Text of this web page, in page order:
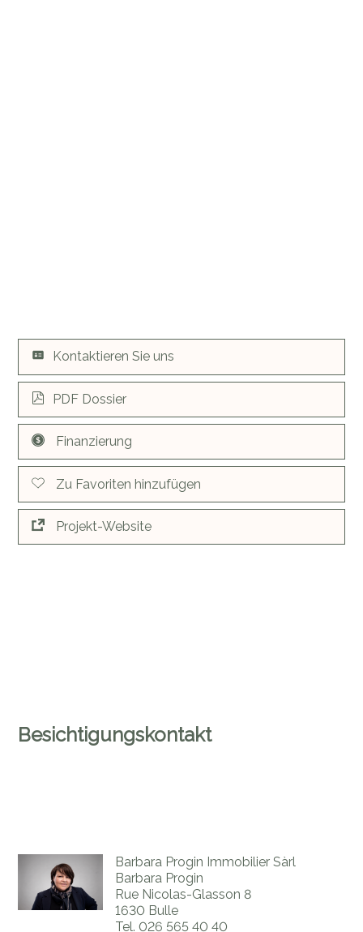
Kontaktieren Sie uns
PDF Dossier
Finanzierung
Zu Favoriten hinzufügen
Projekt-Website
Besichtigungskontakt
Barbara Progin Immobilier Sàrl
Barbara Progin
Rue Nicolas-Glasson 8
1630 Bulle
Tel. 026 565 40 40